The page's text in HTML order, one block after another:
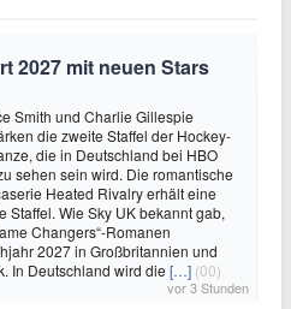
2027 mit neuen Stars
Smith und Charlie Gillespie
die zweite Staffel der Hockey-
die in Deutschland bei HBO
sehen sein wird. Die romantische
Heated Rivalry erhält eine
Staffel. Wie Sky UK bekannt gab,
Changers“-Romanen
2027 in Großbritannien und
In Deutschland wird die […] (00)
vor 3 Stunden